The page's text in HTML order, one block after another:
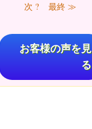
次 ?
最終 ≫
お客様の声を見
る